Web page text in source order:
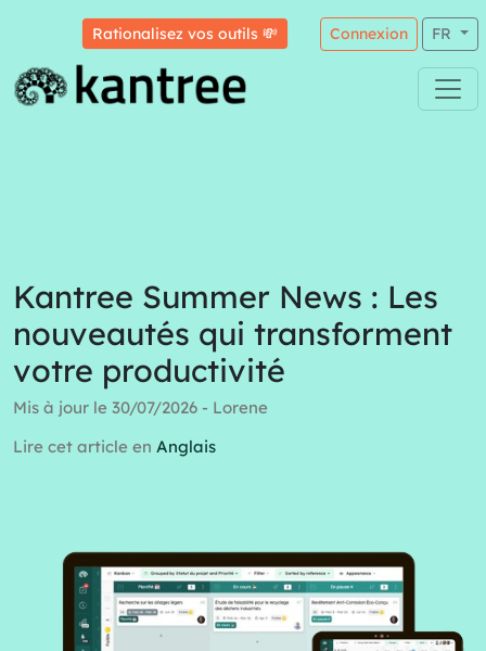
Rationalisez vos outils 💸 Connexion FR
Kantree Summer News : Les
nouveautés qui transforment
votre productivité
Mis à jour le 30/07/2026 - Lorene
Lire cet article en Anglais